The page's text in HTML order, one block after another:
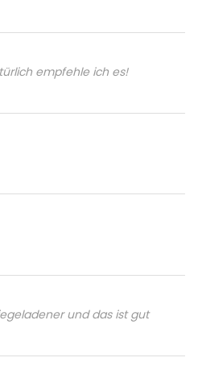
empfehle ich es!
und das ist gut